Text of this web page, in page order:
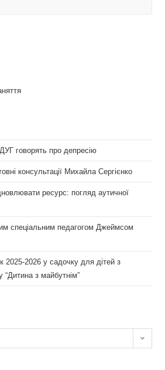
говорять про депресію
консультації Михайла Сергієнко
ресурс: погляд аутичної
спеціальним педагогом Джеймсом
2025-2026 у садочку для дітей з
“Дитина з майбутнім”